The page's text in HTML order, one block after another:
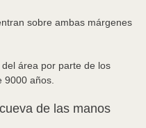
sobre ambas márgenes
área por parte de los
9000 años.
de las manos